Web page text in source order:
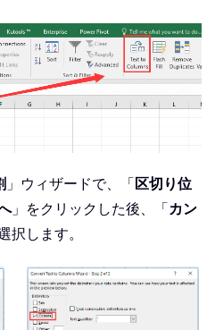
」ウィザードで、「区切り位
」をクリックした後、「カン
択します。